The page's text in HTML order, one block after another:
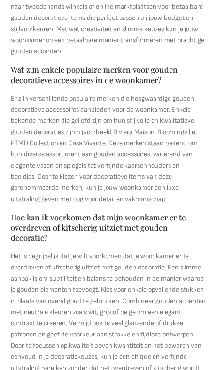
naar tweedehands winkels of online marktplaatsen voor betaalbare
gouden decoratieve items die perfect passen bij jouw budget en
stijlvoorkeuren. Met wat creativiteit en slimme keuzes kun je jouw
woonkamer op een betaalbare manier transformeren met prachtige
gouden accenten.
Wat zijn enkele populaire merken voor gouden
decoratieve accessoires in de woonkamer?
Er zijn verschillende populaire merken die hoogwaardige gouden
decoratieve accessoires aanbieden voor de woonkamer. Enkele
bekende merken die geliefd zijn om hun stijlvolle en kwalitatieve
gouden decoraties zijn bijvoorbeeld Riviera Maison, Bloomingville,
PTMD Collection en Casa Vivante. Deze merken staan bekend om
hun diverse assortiment aan gouden accessoires, variërend van
elegante vazen en spiegels tot verfijnde kaarsenhouders en
beeldjes. Door te kiezen voor decoratieve items van deze
gerenommeerde merken, kun je jouw woonkamer een luxe
uitstraling geven met oog voor detail en vakmanschap.
Hoe kan ik voorkomen dat mijn woonkamer er te
overdreven of kitscherig uitziet met gouden
decoratie?
Het is begrijpelijk dat je wilt voorkomen dat je woonkamer er te
overdreven of kitscherig uitziet met gouden decoratie. Een slimme
aanpak is om subtiliteit en balans te behouden in de manier waarop
je gouden elementen toevoegt. Kies voor enkele opvallende stukken
in plaats van overal goud te gebruiken. Combineer gouden accenten
met neutrale kleuren zoals wit, grijs of beige om een elegant
contrast te creëren. Vermijd ook te veel glanzende of drukke
patronen en geef de voorkeur aan strakke en tijdloze ontwerpen.
Door te focussen op kwaliteit boven kwantiteit en het bewaren van
eenvoud in je decoratiekeuzes, kun je een chique en verfijnde
uitstraling bereiken zonder dat het overdreven of kitscherig wordt.